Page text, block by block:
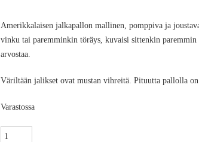
Amerikkalaisen jalkapallon mallinen, pomppiva ja
vinku tai paremminkin töräys, kuvaisi sittenkin
arvostaa.
Väriltään jalikset ovat mustan vihreitä. Pituutta pallolla
Varastossa